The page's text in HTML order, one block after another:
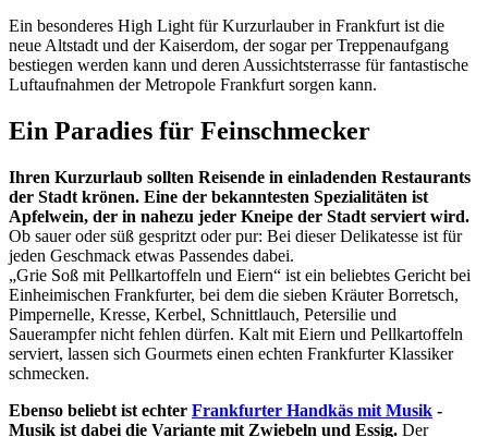
Ein besonderes High Light für Kurzurlauber in Frankfurt ist die
neue Altstadt und der Kaiserdom, der sogar per Treppenaufgang
bestiegen werden kann und deren Aussichtsterrasse für fantastische
Luftaufnahmen der Metropole Frankfurt sorgen kann.
Ein Paradies für Feinschmecker
Ihren Kurzurlaub sollten Reisende in einladenden Restaurants
der Stadt krönen. Eine der bekanntesten Spezialitäten ist
Apfelwein, der in nahezu jeder Kneipe der Stadt serviert wird.
Ob sauer oder süß gespritzt oder pur: Bei dieser Delikatesse ist für
jeden Geschmack etwas Passendes dabei.
„Grie Soß mit Pellkartoffeln und Eiern“ ist ein beliebtes Gericht bei
Einheimischen Frankfurter, bei dem die sieben Kräuter Borretsch,
Pimpernelle, Kresse, Kerbel, Schnittlauch, Petersilie und
Sauerampfer nicht fehlen dürfen. Kalt mit Eiern und Pellkartoffeln
serviert, lassen sich Gourmets einen echten Frankfurter Klassiker
schmecken.
Ebenso beliebt ist echter Frankfurter Handkäs mit Musik -
Musik ist dabei die Variante mit Zwiebeln und Essig. Der